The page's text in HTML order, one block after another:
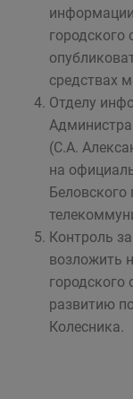
городского
средствах
Отделу
(С.А.
на
Беловского
Контроль
возложить
развитию
Колесника.